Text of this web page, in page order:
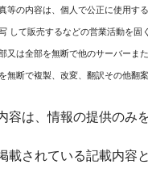
の内容は、個人で公正に使用す
して販売するなどの営業活動を固
は全部を無断で他のサーバーま
断で複製、改変、翻訳その他翻
は、情報の提供のみ
されている記載内容